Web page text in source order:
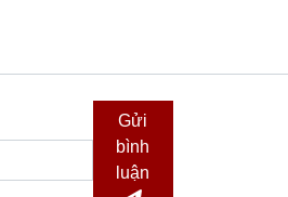
Gửi
bình
luận